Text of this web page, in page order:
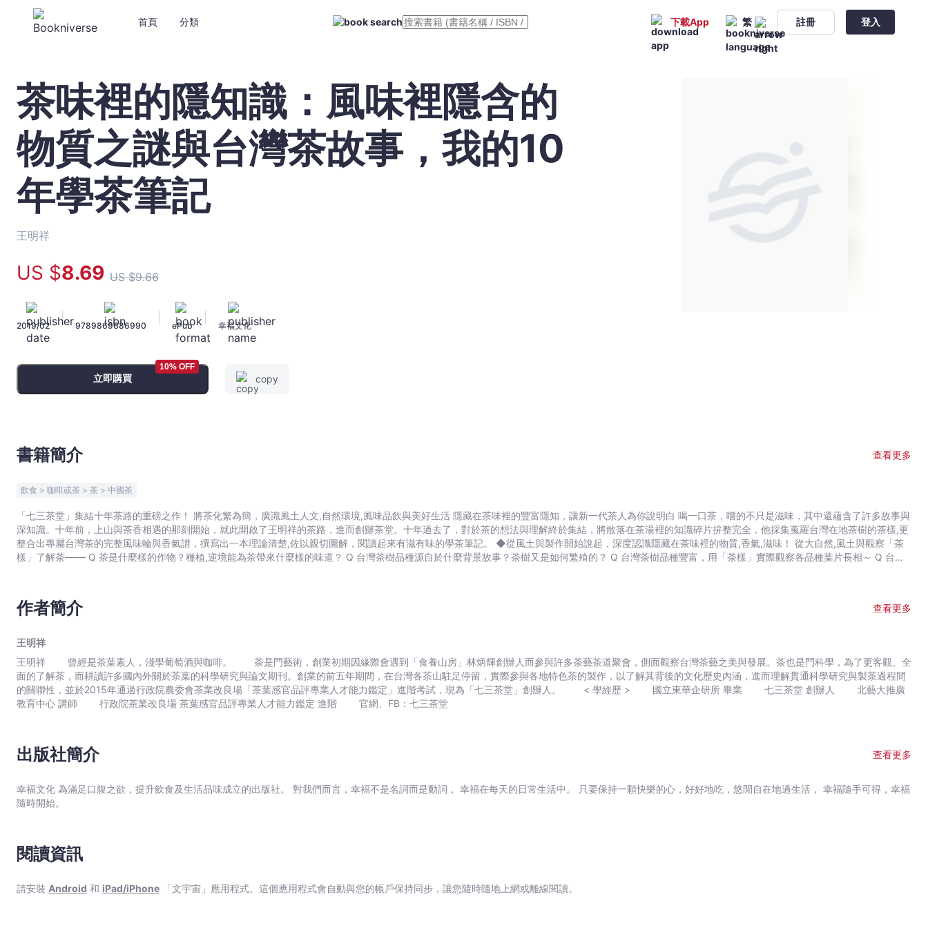
首頁 分類 下載App 繁 註冊 登入
茶
味
裡
的
隱
知
識：
風
裡
含
物
質
之
與
事，
的
年
學
茶
-
王
祥
-
文
宇
Bookniverse
茶味裡的隱知識：風味裡隱含的
物質之謎與台灣茶故事，我的10
年學茶筆記
王明祥
US $8.69 US $9.66
2019/02
|
9789869686990 ePub 幸福文化
立即購買
10% OFF
copy
書籍簡介 查看更多
飲食 > 咖啡或茶 > 茶 > 中國茶
「七三茶堂」集結十年茶路的重磅之作！ 將茶化繁為簡，廣識風土人文,自然環境,風味品飲與美好生活 隱藏在茶味裡的豐富隱知，讓新一代茶人為你說明白 喝一口茶，嚐的不只是滋味，其中還蘊含了許多故事與
深知識。十年前，上山與茶香相遇的那刻開始，就此開啟了王明祥的茶路，進而創辦茶堂。十年過去了，對於茶的想法與理解終於集結，將散落在茶湯裡的知識碎片拚整完全，他採集蒐羅台灣在地茶樹的茶樣,更
整合出專屬台灣茶的完整風味輪與香氣譜，撰寫出一本理論清楚,佐以親切圖解，閱讀起來有滋有味的學茶筆記。 ◆從風土與製作開始說起，深度認識隱藏在茶味裡的物質,香氣,滋味！ 從大自然,風土與觀察「茶
樣」了解茶─── Q 茶是什麼樣的作物？種植,逆境能為茶帶來什麼樣的味道？ Q 台灣茶樹品種源自於什麼背景故事？茶樹又是如何繁殖的？ Q 台灣茶樹品種豐富，用「茶樣」實際觀察各品種葉片長相～ Q 台灣
茶回家之後，如何存放才能保持鮮度？ 用「台灣茶風味輪」了解茶香─── 其實台灣茶也能像咖啡一樣，整理繪製出專屬我們的風味輪，進而了解綠茶,烏龍茶,紅茶的風味變化！從茶的澀,苦,甜,酸開始，進而延伸
認識發酵與烘焙茶則能做出草本調,花香調,堅果調,甜香調,巧克力調,水果調,漬果調,香料調&hellip;等，極其豐富，作者將悉心將茶韻茶香歸納成一看就懂的「台灣茶」風味輪。 享受泡茶萃取與變化的生活樂趣
法，甚至加入不同食材嘗試茶飲新滋味，以輕鬆心情體驗茶的簡單與美好。
作者簡介 查看更多
王明祥
王明祥 曾經是茶葉素人，淺學葡萄酒與咖啡。 茶是門藝術，創業初期因緣際會遇到「食養山房」林炳輝創辦人而參與許多茶藝茶道聚會，側面觀察台灣茶藝之美與發展。茶也是門科學，為了更客觀、全
面的了解茶，而耕讀許多國內外關於茶葉的科學研究與論文期刊。創業的前五年期間，在台灣各茶山駐足停留，實際參與各地特色茶的製作，以了解其背後的文化歷史內涵，進而理解貫通科學研究與製茶過程間
的關聯性，並於2015年通過行政院農委會茶業改良場「茶葉感官品評專業人才能力鑑定」進階考試，現為「七三茶堂」創辦人。 < 學經歷 > 國立東華企研所 畢業 七三茶堂 創辦人 北藝大推廣
教育中心 講師 行政院茶業改良場 茶葉感官品評專業人才能力鑑定 進階 官網、FB：七三茶堂
出版社簡介 查看更多
幸福文化 為滿足口腹之欲，提升飲食及生活品味成立的出版社。 對我們而言，幸福不是名詞而是動詞， 幸福在每天的日常生活中。 只要保持一顆快樂的心，好好地吃，悠閒自在地過生活， 幸福隨手可得，幸福
隨時開始。
閱讀資訊
請安裝 Android 和 iPad/iPhone 「文宇宙」應用程式。這個應用程式會自動與您的帳戶保持同步，讓您隨時隨地上網或離線閱讀。